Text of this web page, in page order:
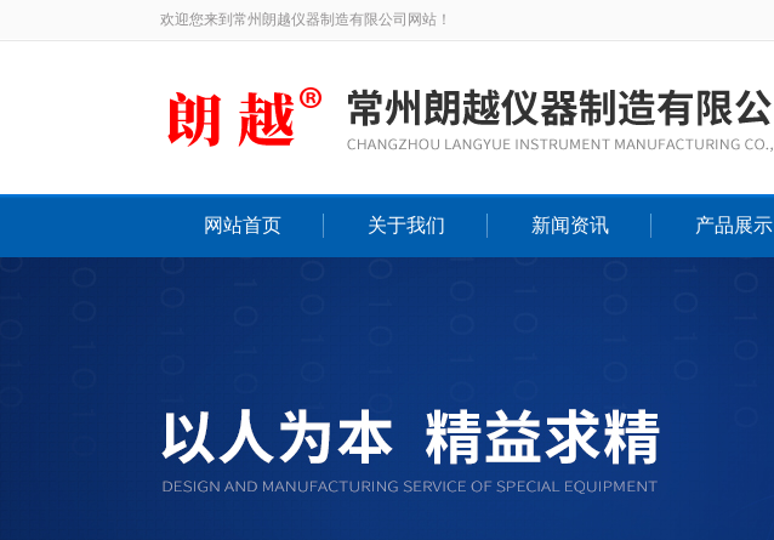
欢迎您来到常州朗越仪器制造有限公司网站！
网站首页 关于我们 新闻资讯 产品展示